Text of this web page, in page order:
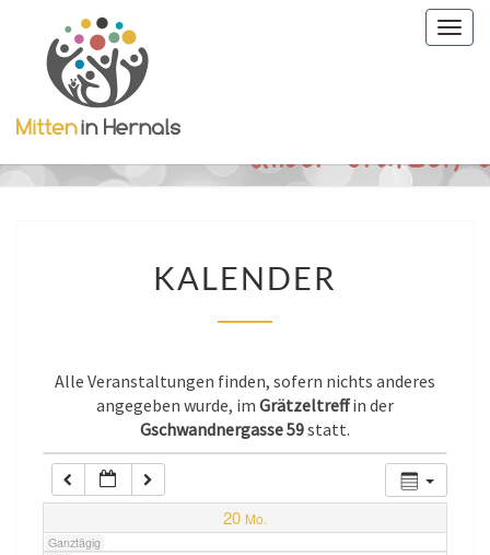
KALENDER
Alle Veranstaltungen finden, sofern nichts anderes
angegeben wurde, im Grätzeltreffin der
Gschwandnergasse 59statt.
20 Mo.
Ganztägig
0:00
1:00
2:00
7:00